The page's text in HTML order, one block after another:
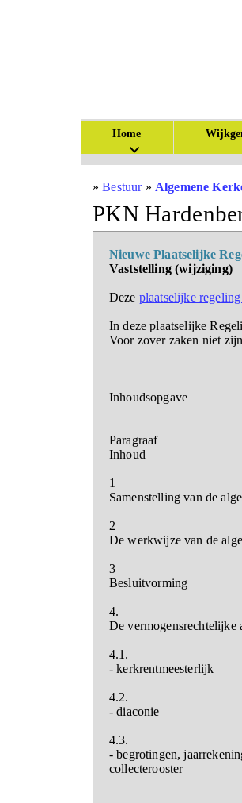
Home
»Bestuur» Algemene
PKN
Nieuwe Plaatselijke
Vaststelling (wijziging)
Deze plaatselijke
In deze plaatselijke
Voor zover zaken niet
Inhoudsopgave
Paragraaf
Inhoud
1
Samenstelling van de
2
De werkwijze van de
3
Besluitvorming
4.
De vermogensrechtelijke
4.1.
- kerkrentmeesterlijk
4.2.
- diaconie
4.3.
- begrotingen,
collecterooster